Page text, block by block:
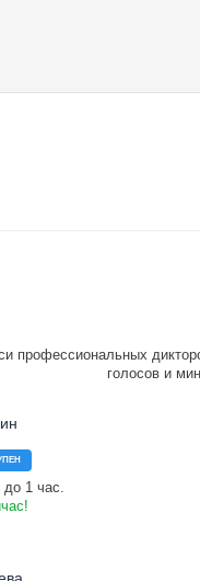
профессиональных
голосов и
до 1 час.